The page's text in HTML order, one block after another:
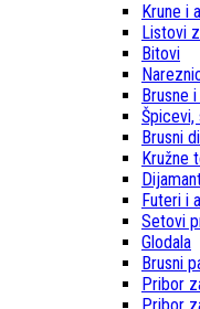
Krune i
Listovi
Bitovi
Brusne
Špicevi,
Brusni
Kružne
Futeri i
Setovi
Glodala
Brusni
Pribor